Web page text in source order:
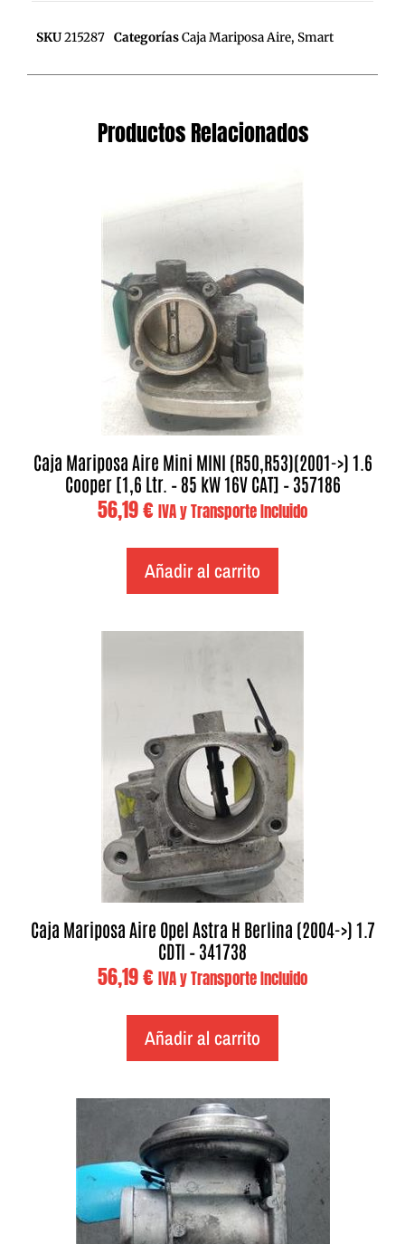
SKU215287 CategoríasCaja Mariposa Aire, Smart
Productos Relacionados
Caja Mariposa Aire Mini MINI (R50,R53)(2001->) 1.6
Cooper [1,6 Ltr. – 85 kW 16V CAT] – 357186
56,19€ IVA y Transporte Incluido
Añadir al carrito
Caja Mariposa Aire Opel Astra H Berlina (2004->) 1.7
CDTI – 341738
56,19€ IVA y Transporte Incluido
Añadir al carrito